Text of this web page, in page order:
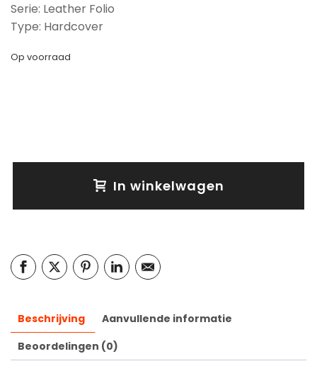
Serie: Leather Folio
Type: Hardcover
Op voorraad
In winkelwagen
Beschrijving
Aanvullende informatie
Beoordelingen (0)